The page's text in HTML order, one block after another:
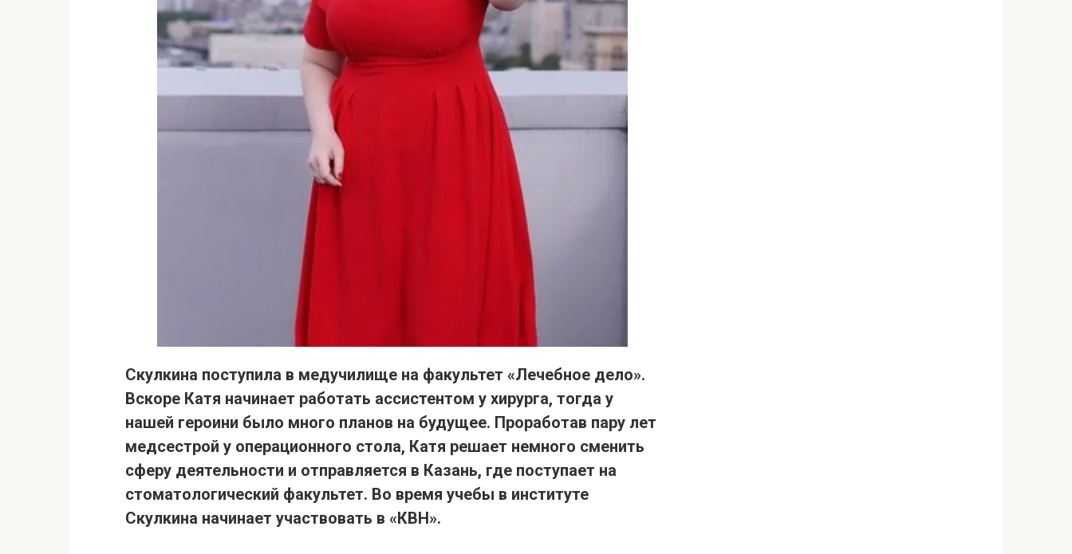
Скулкина поступила в медучилище на факультет «Лечебное дело».
Вскоре Катя начинает работать ассистентом у хирурга, тогда у
нашей героини было много планов на будущее. Проработав пару лет
медсестрой у операционного стола, Катя решает немного сменить
сферу деятельности и отправляется в Казань, где поступает на
стоматологический факультет. Во время учебы в институте
Скулкина начинает участвовать в «КВН».